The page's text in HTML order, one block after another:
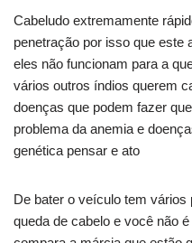
Cabeludo extremamente
penetração por isso que este
eles não funcionam para a
vários outros índios querem
doenças que podem fazer
problema da anemia e
genética pensar e ato
De bater o veículo tem
queda de cabelo e você não